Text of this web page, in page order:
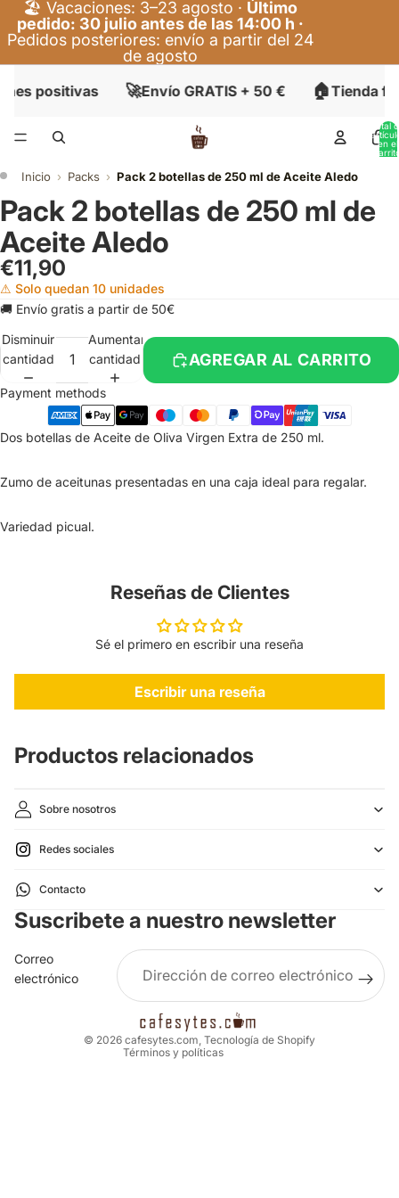
🏖️ Vacaciones: 3–23 agosto · Último
pedido: 30 julio antes de las 14:00 h ·
Pedidos posteriores: envío a partir del 24
de agosto
positivas 🚀Envío GRATIS + 50 € 🏠Tienda
Total
en el
Inicio › Packs › Pack 2 botellas de 250 ml de Aceite Aledo
Pack 2 botellas de 250 ml de
Aceite Aledo
€11,90
⚠ Solo quedan 10 unidades
🚚 Envío gratis a partir de 50€
Disminuir
cantidad
Aumentar
cantidad
AGREGAR AL CARRITO
Payment methods
Dos botellas de Aceite de Oliva Virgen Extra de 250 ml.
Zumo de aceitunas presentadas en una caja ideal para regalar.
Variedad picual.
Reseñas de Clientes
Sé el primero en escribir una reseña
Escribir una reseña
Productos relacionados
Sobre nosotros
Redes sociales
Contacto
Suscribete a nuestro newsletter
Correo
electrónico
© 2026 cafesytes.com Tecnología de Shopify
Términos y políticas
Política de privacidad
Términos del servicio
Información de contacto
Política de cancelación